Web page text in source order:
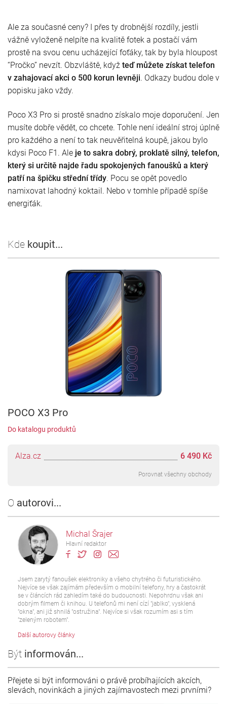
Ale za současné ceny? I přes ty drobnější rozdíly, jestli
vážně vyloženě nelpíte na kvalitě fotek a postačí vám
prostě na svou cenu ucházející foťáky, tak by byla hloupost
“Pročko” nevzít. Obzvláště, když teď můžete získat telefon
v zahajovací akci o 500 korun levněji. Odkazy budou dole v
popisku jako vždy.
Poco X3 Pro si prostě snadno získalo moje doporučení. Jen
musíte dobře vědět, co chcete. Tohle není ideální stroj úplně
pro každého a není to tak neuvěřitelná koupě, jakou bylo
kdysi Poco F1. Ale je to sakra dobrý, proklatě silný, telefon,
který si určitě najde řadu spokojených fanoušků a který
patří na špičku střední třídy. Pocu se opět povedlo
namixovat lahodný koktail. Nebo v tomhle případě spíše
energiťák.
Kde koupit...
POCO X3 Pro
Do katalogu produktů
Alza.cz 6 490 Kč
Porovnat všechny obchody
O autorovi...
Michal Šrajer
Hlavní redaktor
Jsem zarytý fanoušek elektroniky a všeho chytrého či futuristického.
Nejvíce se však zajímám především o mobilní telefony, hry a častokrát
se v článcích rád zahledím také do budoucnosti. Nepohrdnu však ani
dobrým filmem či knihou. U telefonů mi není cízí "jablko", vysklená
"okna", ani již shnilá "ostružina". Nejvíce si však rozumím asi s tím
"zeleným robotem".
Další autorovy články
Být informován...
Přejete si být informováni o právě probíhajících akcích,
slevách, novinkách a jiných zajímavostech mezi prvními?